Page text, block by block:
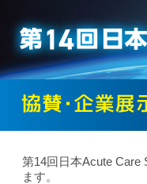
第14回日本Acute Care
ます。